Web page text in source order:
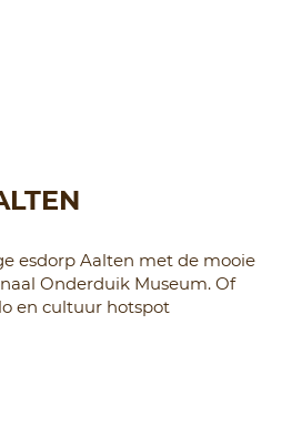
esdorp Aalten met de mooie
Onderduik Museum. Of
en cultuur hotspot